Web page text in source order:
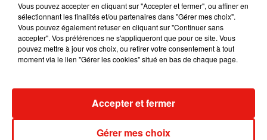
7 août 2026
Vous pouvez accepter en cliquant sur "Accepter et fermer", ou affiner en
sélectionnant les finalités et/ou partenaires dans "Gérer mes choix".
Vous pouvez également refuser en cliquant sur "Continuer sans
accepter". Vos préférences ne s'appliqueront que pour ce site. Vous
pouvez mettre à jour vos choix, ou retirer votre consentement à tout
moment via le lien "Gérer les cookies" situé en bas de chaque page.
Gérer mes choix
Accepter et fermer